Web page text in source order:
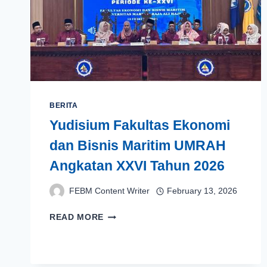
BERITA
Yudisium Fakultas Ekonomi
dan Bisnis Maritim UMRAH
Angkatan XXVI Tahun 2026
FEBM Content Writer February 13, 2026
READ MORE YUDISIUM